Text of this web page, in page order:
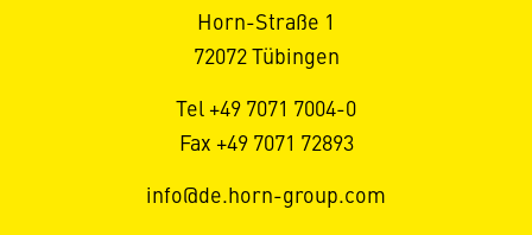
Horn-Straße 1
72072 Tübingen
Tel +49 7071 7004-0
Fax +49 7071 72893
info@de.horn-group.com